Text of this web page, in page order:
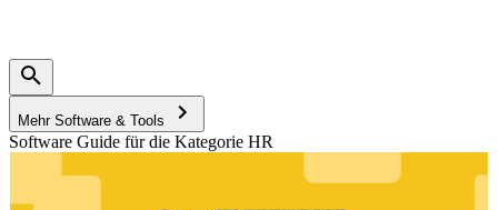
Mehr Software & Tools
Software Guide für die Kategorie HR